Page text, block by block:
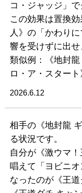
コ・ジャッジ」で
この効果は置換
人》の「かわり
響を受けずに出せ
類似例：《地封
ロ・ア・スタート
2026.6.12
相手の《地封龍
る状況です。
自分が《激ウマ
唱えて「ヨビニ
なったのが《王道